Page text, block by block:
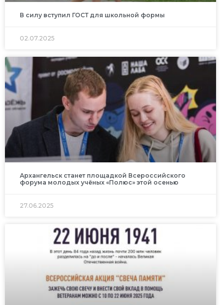
В силу вступил ГОСТ для школьной формы
02.07.2025
Архангельск станет площадкой Всероссийского
форума молодых учёных «Полюс» этой осенью
27.06.2025